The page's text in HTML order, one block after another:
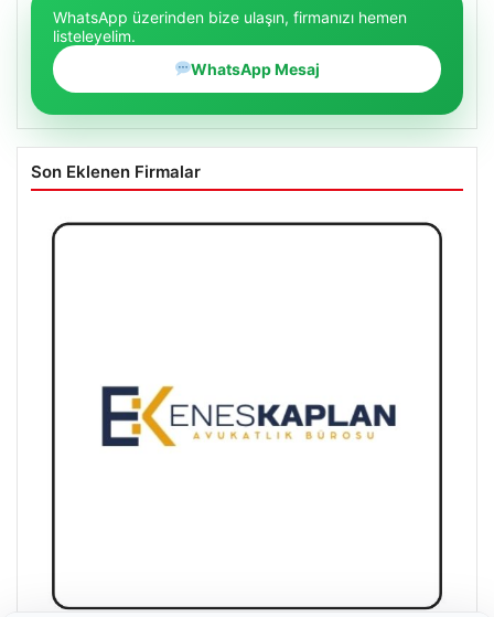
WhatsApp üzerinden bize ulaşın, firmanızı hemen
listeleyelim.
WhatsApp Mesaj
Son Eklenen Firmalar